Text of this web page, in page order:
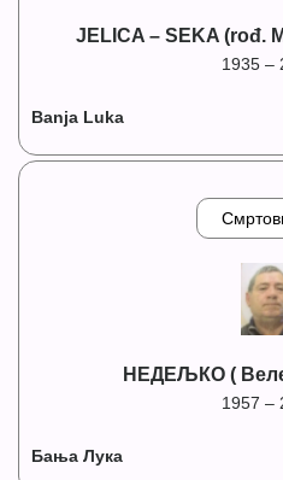
JELICA – SEKA (rođ.
1935 –
Banja Luka
НЕДЕЉКО (
1957 –
Бања Лука